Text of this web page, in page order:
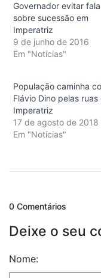
Governador evitar
sobre sucessão em
Imperatriz
9 de junho de 2016
Em "Notícias"
População caminha
Flávio Dino pelas ruas
Imperatriz
17 de agosto de 2018
Em "Notícias"
0 Comentários
Deixe o seu
Nome: